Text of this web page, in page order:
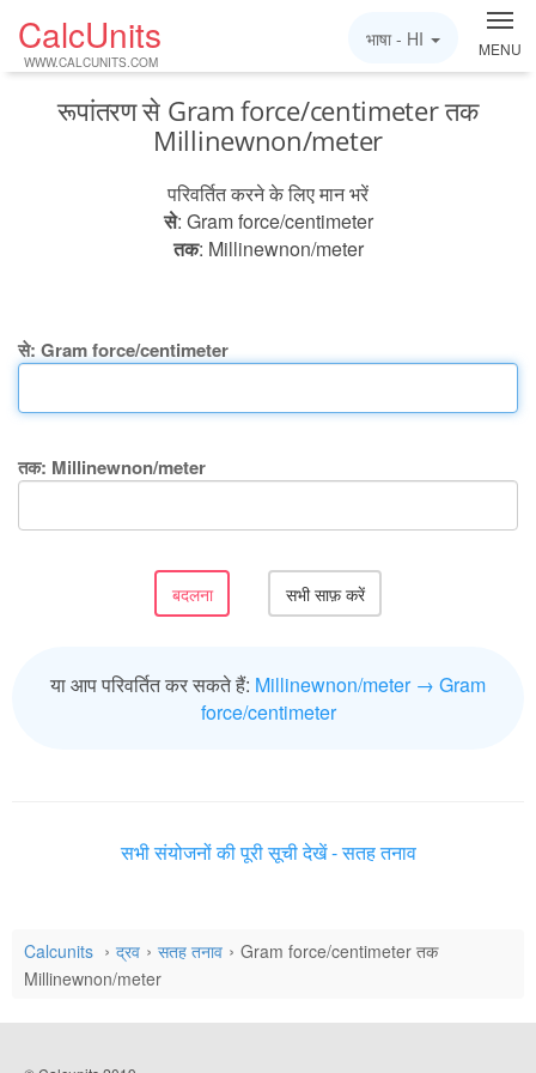
CalcUnits
WWW.CALCUNITS.COM
MENU
भाषा - HI
रूपांतरण से Gram force/centimeter तक
Millinewnon/meter
परिवर्तित करने के लिए मान भरें
से: Gram force/centimeter
तक: Millinewnon/meter
से: Gram force/centimeter
तक: Millinewnon/meter
या आप परिवर्तित कर सकते हैं: Millinewnon/meter → Gram
force/centimeter
सभी संयोजनों की पूरी सूची देखें - सतह तनाव
Calcunits द्रव सतह तनाव
Gram force/centimeter तक
Millinewnon/meter